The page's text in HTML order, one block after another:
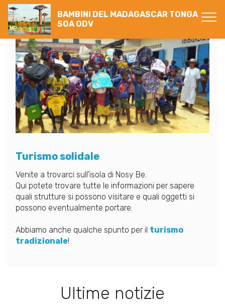
BAMBINI DEL MADAGASCAR TONGA
SOA ODV
Turismo solidale
Venite a trovarci sull'isola di Nosy Be.
Qui potete trovare tutte le informazioni per sapere
quali strutture si possono visitare e quali oggetti si
possono eventualmente portare.
Abbiamo anche qualche spunto per il turismo
tradizionale!
Ultime notizie